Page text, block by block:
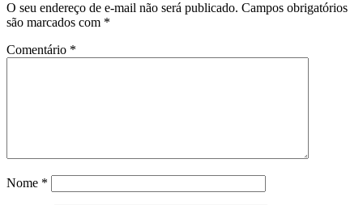
O seu endereço de e-mail não será publicado. Campos obrigatórios
são marcados com *
Comentário *
Nome *